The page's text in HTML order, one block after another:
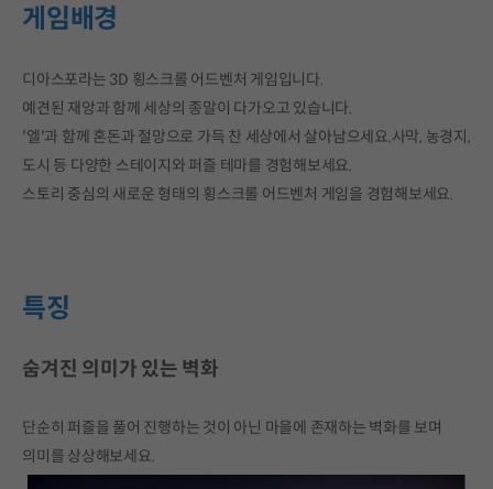
게임배경
디아스포라는 3D 횡스크롤 어드벤처 게임입니다.
예견된 재앙과 함께 세상의 종말이 다가오고 있습니다.
'엘'과 함께 혼돈과 절망으로 가득 찬 세상에서 살아남으세요.사막, 농경지,
도시 등 다양한 스테이지와 퍼즐 테마를 경험해보세요.
스토리 중심의 새로운 형태의 횡스크롤 어드벤처 게임을 경험해보세요.
특징
숨겨진 의미가 있는 벽화
단순히 퍼즐을 풀어 진행하는 것이 아닌 마을에 존재하는 벽화를 보며
의미를 상상해보세요.